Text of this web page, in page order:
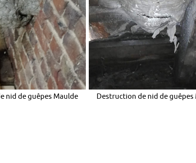
nid de guêpes Maulde Destruction de nid de guêpes